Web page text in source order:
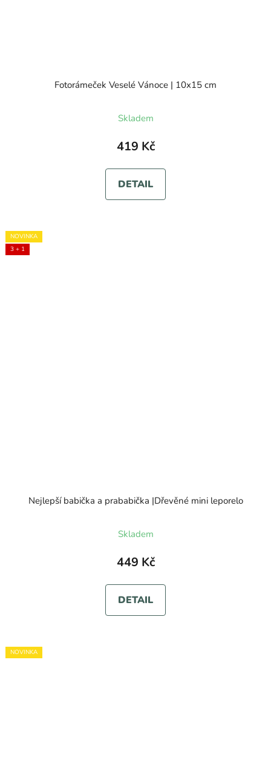
Fotorámeček Veselé Vánoce | 10x15 cm
Skladem
419 Kč
DETAIL
NOVINKA
3 + 1
Nejlepší babička a prababička |Dřevěné mini leporelo
Skladem
449 Kč
DETAIL
NOVINKA